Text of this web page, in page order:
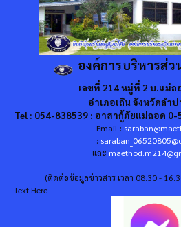
องค์การบริหารส่
เลขที่ 214 หมู่ที่ 2 บ.แม่
อำเภอเถิน จังหวัดลำป
Tel : 054-838539 : อาสากู้ภัยแม่ถอด
Email :
:
และ
(ติดต่อข้อมูลข่าวสาร เวลา 08.30 -
Text Here